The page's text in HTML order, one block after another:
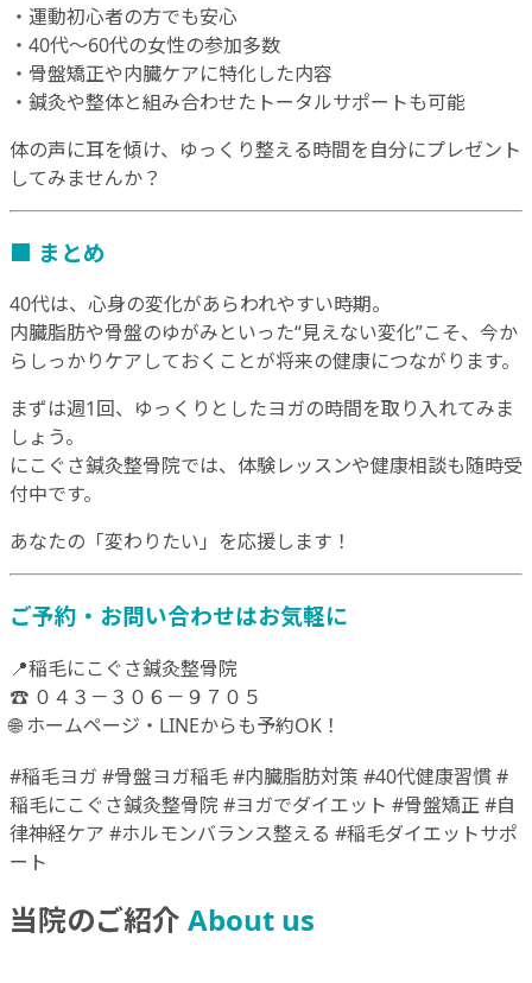
・運動初心者の方でも安心
・40代～60代の女性の参加多数
・骨盤矯正や内臓ケアに特化した内容
・鍼灸や整体と組み合わせたトータルサポートも可能
体の声に耳を傾け、ゆっくり整える時間を自分にプレゼント
してみませんか？
■ まとめ
40代は、心身の変化があらわれやすい時期。
内臓脂肪や骨盤のゆがみといった“見えない変化”こそ、今か
らしっかりケアしておくことが将来の健康につながります。
まずは週1回、ゆっくりとしたヨガの時間を取り入れてみま
しょう。
にこぐさ鍼灸整骨院では、体験レッスンや健康相談も随時受
付中です。
あなたの「変わりたい」を応援します！
ご予約・お問い合わせはお気軽に
📍稲毛にこぐさ鍼灸整骨院
☎ ０４３－３０６－９７０５
🌐 ホームページ・LINEからも予約OK！
#稲毛ヨガ #骨盤ヨガ稲毛 #内臓脂肪対策 #40代健康習慣 #
稲毛にこぐさ鍼灸整骨院 #ヨガでダイエット #骨盤矯正 #自
律神経ケア #ホルモンバランス整える #稲毛ダイエットサポ
ート
当院のご紹介 About us